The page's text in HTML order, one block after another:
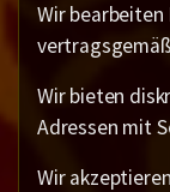
Wir
Wir bieten
Adressen mit
Wir